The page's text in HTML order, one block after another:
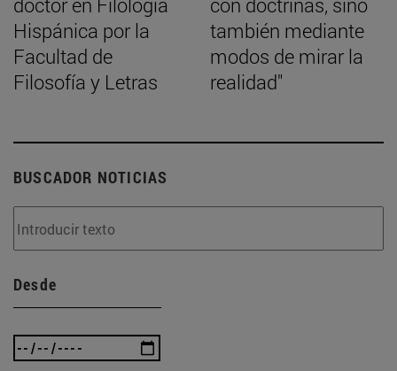
Hispánica por la
Facultad de
Filosofía y Letras
también mediante
modos de mirar la
realidad"
BUSCADOR NOTICIAS
Desde